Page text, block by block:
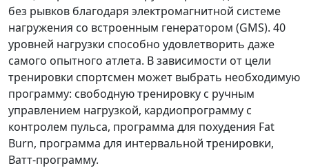
без рывков благодаря электромагнитной системе
нагружения со встроенным генератором (GMS). 40
уровней нагрузки способно удовлетворить даже
самого опытного атлета. В зависимости от цели
тренировки спортсмен может выбрать необходимую
программу: свободную тренировку с ручным
управлением нагрузкой, кардиопрограмму с
контролем пульса, программа для похудения Fat
Burn, программа для интервальной тренировки,
Ватт-программу.